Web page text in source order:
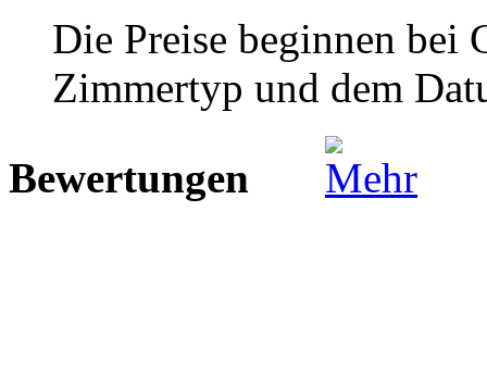
Die Preise beginnen bei
Zimmertyp und dem
Bewertungen